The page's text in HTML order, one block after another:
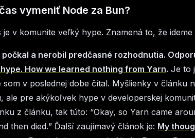
vymeniť Node za Bun?
je v komunite veľký hype. Znamená to, že
počkal a nerobil predčasné rozhodnutia.
How we learned nothing from Yarn. Je to
som v poslednej dobe čítal. Myšlienky v článku
ale pre akýkoľvek hype v developerskej
z článku, tak túto: “Okay, so Yarn came
then died.” Ďalší zaujímavý článok je: My